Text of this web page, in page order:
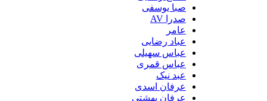
صبا یوسفی
صدرا AV
عامر
عباد رضایی
عباس سهیلی
عباس قمری
عبد نیک
عرفان اسدی
عرفان بهشتی